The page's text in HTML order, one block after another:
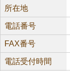
所在地
電話番号
FAX番号
電話受付時間